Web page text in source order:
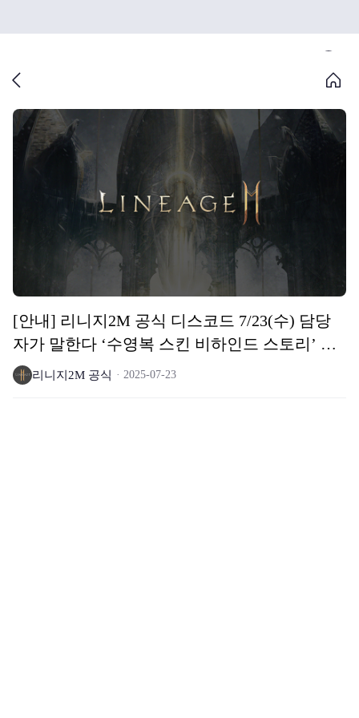
[안내] 리니지2M 공식 디스코드 7/23(수) 담당
자가 말한다 ‘수영복 스킨 비하인드 스토리’ 안
내 리니지2M 공식 2025-07-23